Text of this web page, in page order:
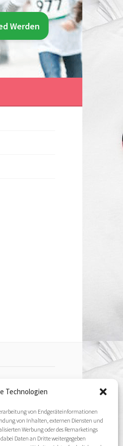
Technologien
von Endgeräteinformationen
von Inhalten, externen Diensten und
Werbung oder des Remarketings
Daten an Dritte weitergegeben
Werden